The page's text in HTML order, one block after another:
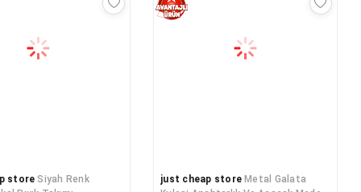
store Siyah Renk
just cheap store Metal Galata